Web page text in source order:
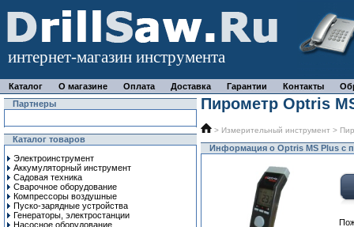
интернет-магазин инструмента
Каталог О магазине Оплата Доставка Гарантии Контакты
Партнеры
Каталог товаров
Электроинструмент
Аккумуляторный инструмент
Садовая техника
Сварочное оборудование
Компрессоры воздушные
Пуско-зарядные устройства
Генераторы, электростанции
Насосное оборудование
Пирометр Optris
> Измерительный инструмент >
Информация о Optris MS Plus с